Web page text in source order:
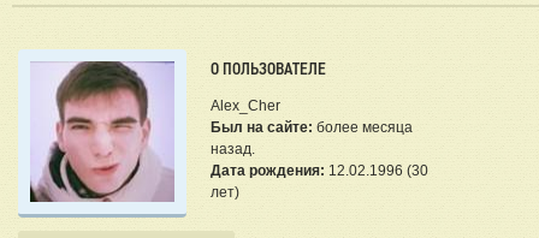
О ПОЛЬЗОВАТЕЛЕ
Alex_Cher
Был на сайте: более месяца
назад.
Дата рождения: 12.02.1996 (30
лет)